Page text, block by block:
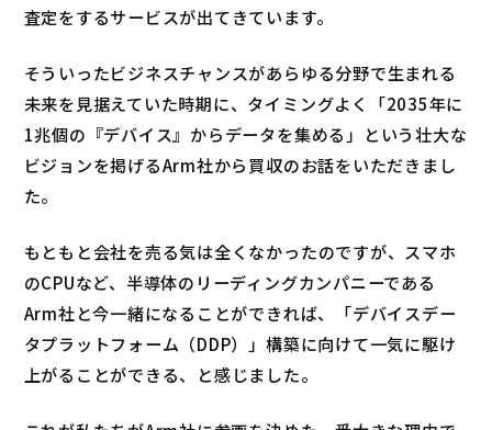
査定をするサービスが出てきています。
そういったビジネスチャンスがあらゆる分野で生まれる
未来を見据えていた時期に、タイミングよく「2035年に
1兆個の『デバイス』からデータを集める」という壮大な
ビジョンを掲げるArm社から買収のお話をいただきまし
た。
もともと会社を売る気は全くなかったのですが、スマホ
のCPUなど、半導体のリーディングカンパニーである
Arm社と今一緒になることができれば、「デバイスデー
タプラットフォーム（DDP）」構築に向けて一気に駆け
上がることができる、と感じました。